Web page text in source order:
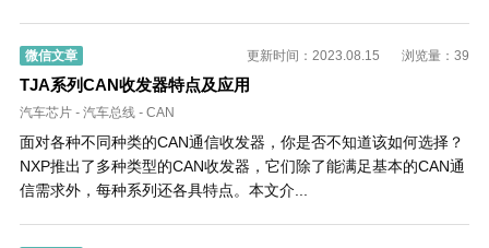
微信文章 浏览量：39
更新时间：2023.08.15
TJA系列CAN收发器特点及应用
汽车芯片 - 汽车总线 - CAN
面对各种不同种类的CAN通信收发器，你是否不知道该如何选择？
NXP推出了多种类型的CAN收发器，它们除了能满足基本的CAN通
信需求外，每种系列还各具特点。本文介...